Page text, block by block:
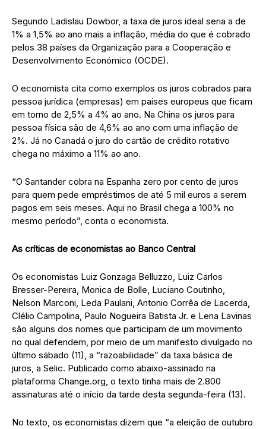
Segundo Ladislau Dowbor, a taxa de juros ideal seria a de
1% a 1,5% ao ano mais a inflação, média do que é cobrado
pelos 38 países da Organização para a Cooperação e
Desenvolvimento Económico (OCDE).
O economista cita como exemplos os juros cobrados para
pessoa jurídica (empresas) em países europeus que ficam
em torno de 2,5% a 4% ao ano. Na China os juros para
pessoa física são de 4,6% ao ano com uma inflação de
2%. Já no Canadá o juro do cartão de crédito rotativo
chega no máximo a 11% ao ano.
“O Santander cobra na Espanha zero por cento de juros
para quem pede empréstimos de até 5 mil euros a serem
pagos em seis meses. Aqui no Brasil chega a 100% no
mesmo período”, conta o economista.
As críticas de economistas ao Banco Central
Os economistas Luiz Gonzaga Belluzzo, Luiz Carlos
Bresser-Pereira, Monica de Bolle, Luciano Coutinho,
Nelson Marconi, Leda Paulani, Antonio Corrêa de Lacerda,
Clélio Campolina, Paulo Nogueira Batista Jr. e Lena Lavinas
são alguns dos nomes que participam de um movimento
no qual defendem, por meio de um manifesto divulgado no
último sábado (11), a “razoabilidade” da taxa básica de
juros, a Selic. Publicado como abaixo-assinado na
plataforma Change.org, o texto tinha mais de 2.800
assinaturas até o início da tarde desta segunda-feira (13).
No texto, os economistas dizem que “a eleição de outubro